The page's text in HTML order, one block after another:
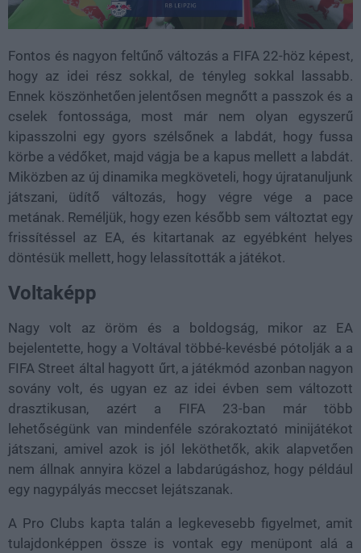
Fontos és nagyon feltűnő változás a FIFA 22-höz képest,
hogy az idei rész sokkal, de tényleg sokkal lassabb.
Ennek köszönhetően jelentősen megnőtt a passzok és a
cselek fontossága, most már nem olyan egyszerű
kipasszolni egy gyors szélsőnek a labdát, hogy fussa
körbe a védőket, majd vágja be a kapus mellett a labdát.
Miközben az új dinamika megköveteli, hogy újratanuljunk
játszani, üdítő változás, hogy végre vége a pace
metának. Reméljük, hogy ezen később sem változtat egy
frissítéssel az EA, és kitartanak az egyébként helyes
döntésük mellett, hogy lelassították a játékot.
Voltaképp
Nagy volt az öröm és a boldogság, mikor az EA
bejelentette, hogy a Voltával többé-kevésbé pótolják a a
FIFA Street által hagyott űrt, a játékmód azonban nagyon
sovány volt, és ugyan ez az idei évben sem változott
drasztikusan, azért a FIFA 23-ban már több
lehetőségünk van mindenféle szórakoztató minijátékot
játszani, amivel azok is jól leköthetők, akik alapvetően
nem állnak annyira közel a labdarúgáshoz, hogy például
egy nagypályás meccset lejátszanak.
A Pro Clubs kapta talán a legkevesebb figyelmet, amit
tulajdonképpen össze is vontak egy menüpont alá a